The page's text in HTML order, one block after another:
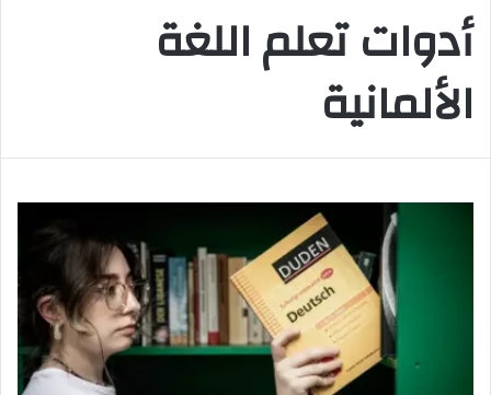
أدوات تعلم اللغة
الألمانية